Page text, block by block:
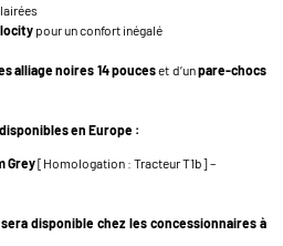
pour un confort inégalé
alliage noires 14 pouceset d’unpare-chocs
en Europe :
Grey[Homologation : Tracteur T1b] –
disponible chez les concessionnaires à